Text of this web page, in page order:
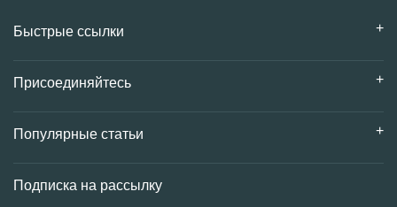
Быстрые ссылки
Присоединяйтесь
Популярные статьи
Подписка на рассылку